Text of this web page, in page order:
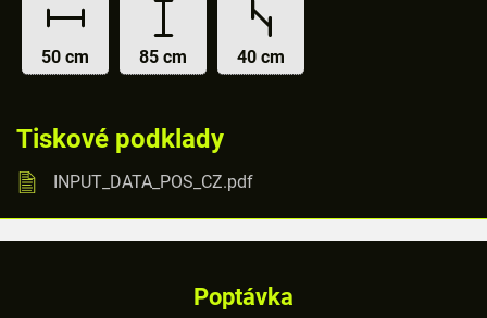
50 cm 85 cm 40 cm
Tiskové podklady
INPUT_DATA_POS_CZ.pdf
Poptávka